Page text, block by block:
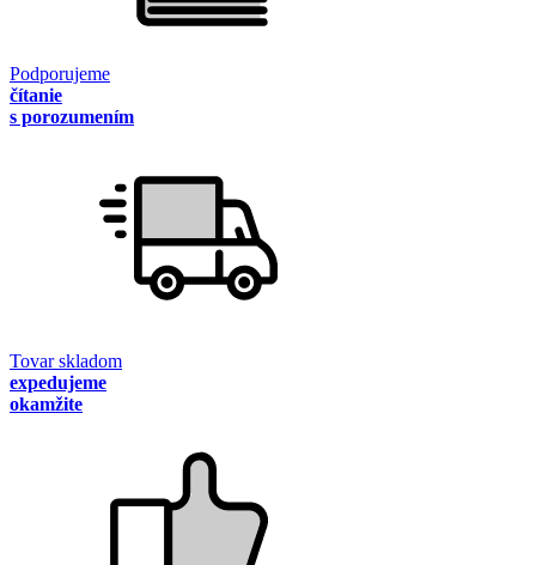
Podporujeme
čítanie
s porozumením
Tovar skladom
expedujeme
okamžite